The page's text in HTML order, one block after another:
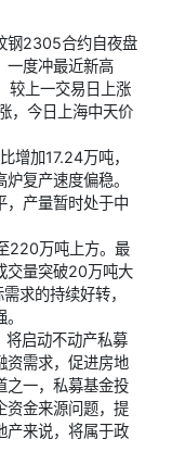
钢2305合约自夜盘
一度冲最近新高
较上一交易日上涨
，今日上海中天价
增加17.24万吨，
复产速度偏稳。
，产量暂时处于中
220万吨上方。最
交量突破20万吨大
求的持续好转，
启动不动产私募
资需求，促进房地
之一，私募基金投
资金来源问题，提
产来说，将属于政